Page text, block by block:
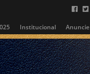
Institucional Anuncie